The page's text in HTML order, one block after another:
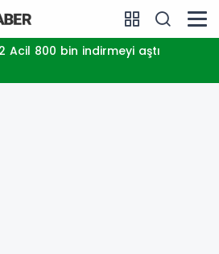
Acil 800 bin indirmeyi aştı